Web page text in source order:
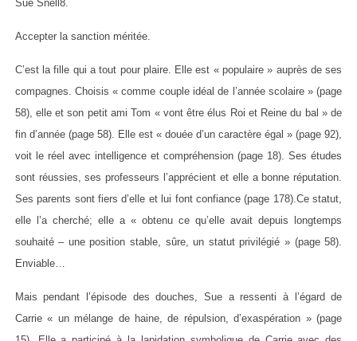
Sue Snell8.
Accepter la sanction méritée.
C’est la fille qui a tout pour plaire. Elle est « populaire » auprès de ses
compagnes. Choisis « comme couple idéal de l’année scolaire » (page
58), elle et son petit ami Tom « vont être élus Roi et Reine du bal » de
fin d’année (page 58). Elle est « douée d’un caractère égal » (page 92),
voit le réel avec intelligence et compréhension (page 18). Ses études
sont réussies, ses professeurs l’apprécient et elle a bonne réputation.
Ses parents sont fiers d’elle et lui font confiance (page 178).Ce statut,
elle l’a cherché; elle a « obtenu ce qu’elle avait depuis longtemps
souhaité – une position stable, sûre, un statut privilégié » (page 58).
Enviable…
Mais pendant l’épisode des douches, Sue a ressenti à l’égard de
Carrie « un mélange de haine, de répulsion, d’exaspération » (page